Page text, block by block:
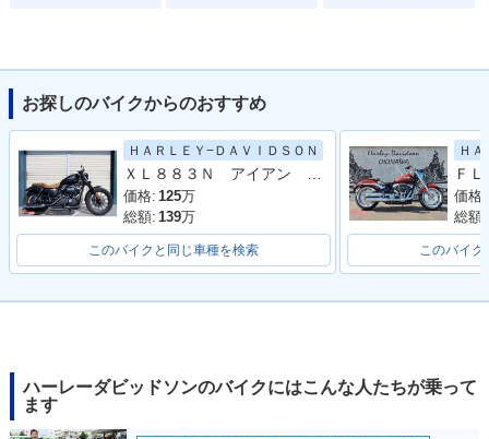
2018年 FXBRS Soft
ail Breakout 114・
新登場
お探しのバイクからのおすすめ
ＨＡＲＬＥＹ−ＤＡＶＩＤＳＯＮ
ＸＬ８８３Ｎ アイアン ２０１４Ｙ
価格: 125万
総額: 139万
このバイクと同じ車種を検索
Ｈ
価格:
総額:
このバイク
ハーレーダビッドソンのバイクにはこんな人たちが乗って
ます